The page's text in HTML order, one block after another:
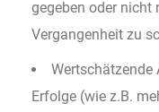
gegeben oder nicht
Vergangenheit zu
Wertschätzende
Erfolge (wie z.B.